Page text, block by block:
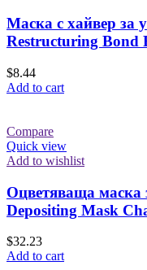
Маска с хайвер за
Restructuring Bond
$8.44
Add to cart
Compare
Quick view
Add to wishlist
Оцветяваща маска
Depositing Mask
$32.23
Add to cart